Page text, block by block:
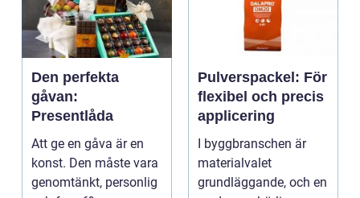
Den perfekta
gåvan:
Presentlåda
Att ge en gåva är en
konst. Den måste vara
genomtänkt, personlig
Pulverspackel: För
flexibel och precis
applicering
I byggbranschen är
materialvalet
grundläggande, och en